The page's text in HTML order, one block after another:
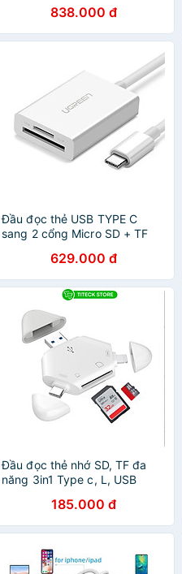
trắng hàng chính hãng
838.000 đ
Đầu đọc thẻ USB TYPE C
sang 2 cổng Micro SD + TF
235CR40864US Hàng chính
hãng
629.000 đ
Đầu đọc thẻ nhớ SD, TF đa
năng 3in1 Type c, L, USB
máy ảnh - Hàng nhập khẩu
185.000 đ